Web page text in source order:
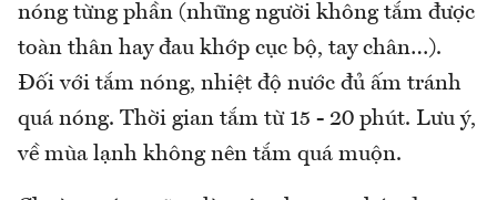
nóng từng phần (những người không tắm được
toàn thân hay đau khớp cục bộ, tay chân…).
Đối với tắm nóng, nhiệt độ nước đủ ấm tránh
quá nóng. Thời gian tắm từ 15 - 20 phút. Lưu ý,
về mùa lạnh không nên tắm quá muộn.